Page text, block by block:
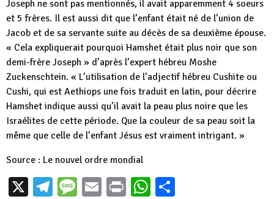
Joseph ne sont pas mentionnés, il avait apparemment 4 soeurs
et 5 frères. Il est aussi dit que l’enfant était né de l’union de
Jacob et de sa servante suite au décès de sa deuxième épouse.
« Cela expliquerait pourquoi Hamshet était plus noir que son
demi-frère Joseph » d’après l’expert hébreu Moshe
Zuckenschtein. « L’utilisation de l’adjectif hébreu Cushite ou
Cushi, qui est Aethiops une fois traduit en latin, pour décrire
Hamshet indique aussi qu’il avait la peau plus noire que les
Israélites de cette période. Que la couleur de sa peau soit la
même que celle de l’enfant Jésus est vraiment intrigant. »
Source : Le nouvel ordre mondial
X Telegram
Message
EmailPrintWhatsApp